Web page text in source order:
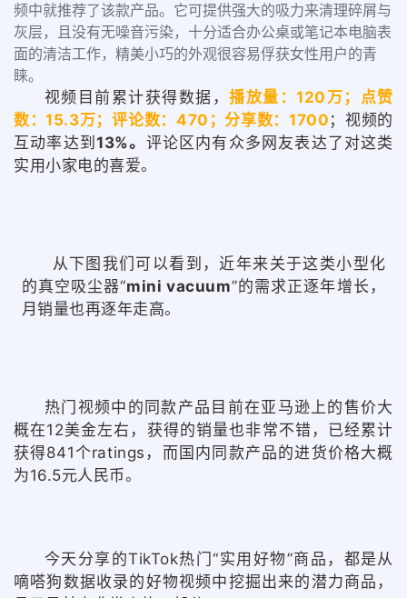
频中就推荐了该款产品。它可提供强大的吸力来清理碎屑与
灰层，且没有无噪音污染，十分适合办公桌或笔记本电脑表
面的清洁工作，精美小巧的外观很容易俘获女性用户的青
睐。
视频目前累计获得数据，播放量：120万；点赞
数：15.3万；评论数：470；分享数：1700 ；视频的
互动率达到13%。 评论区内有众多网友表达了对这类
实用小家电的喜爱。
从下图我们可以看到，近年来关于这类小型化
的真空吸尘器“mini vacuum”的需求正逐年增长，
月销量也再逐年走高。
热门视频中的同款产品目前在亚马逊上的售价大
概在12美金左右，获得的销量也非常不错，已经累计
获得841个ratings，而国内同款产品的进货价格大概
为16.5元人民币。
今天分享的TikTok热门“实用好物”商品，都是从
嘀嗒狗数据收录的好物视频中挖掘出来的潜力商品，